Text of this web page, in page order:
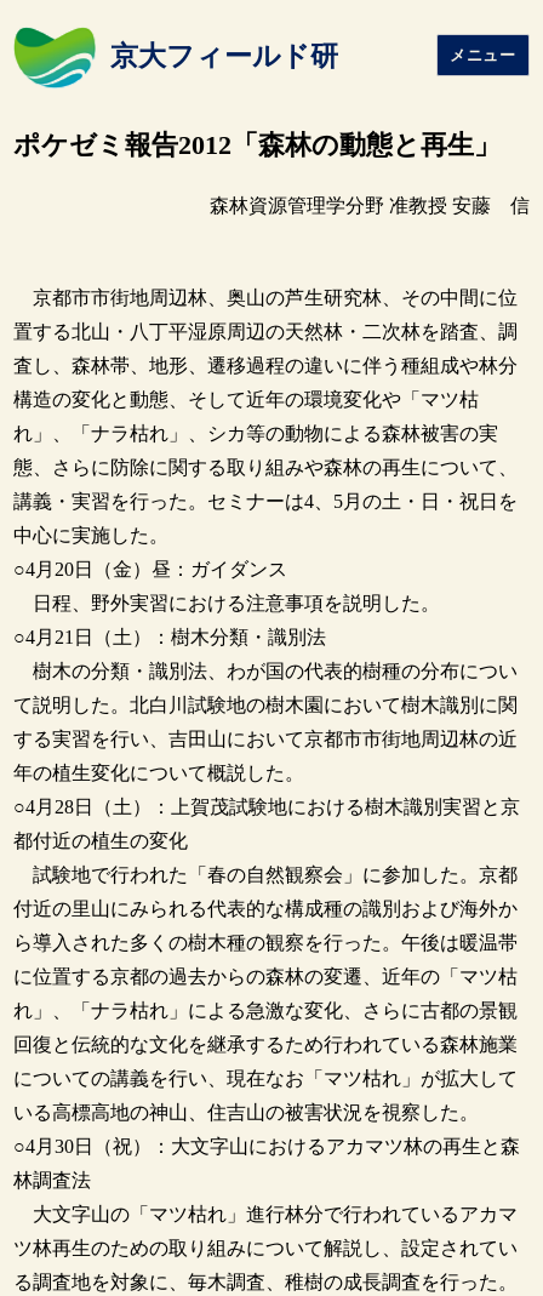
京大フィールド研 メニュー
ポケゼミ報告2012「森林の動態と再生」
森林資源管理学分野 准教授 安藤 信
京都市市街地周辺林、奥山の芦生研究林、その中間に位
置する北山・八丁平湿原周辺の天然林・二次林を踏査、調
査し、森林帯、地形、遷移過程の違いに伴う種組成や林分
構造の変化と動態、そして近年の環境変化や「マツ枯
れ」、「ナラ枯れ」、シカ等の動物による森林被害の実
態、さらに防除に関する取り組みや森林の再生について、
講義・実習を行った。セミナーは4、5月の土・日・祝日を
中心に実施した。
○4月20日（金）昼：ガイダンス
日程、野外実習における注意事項を説明した。
○4月21日（土）：樹木分類・識別法
樹木の分類・識別法、わが国の代表的樹種の分布につい
て説明した。北白川試験地の樹木園において樹木識別に関
する実習を行い、吉田山において京都市市街地周辺林の近
年の植生変化について概説した。
○4月28日（土）：上賀茂試験地における樹木識別実習と京
都付近の植生の変化
試験地で行われた「春の自然観察会」に参加した。京都
付近の里山にみられる代表的な構成種の識別および海外か
ら導入された多くの樹木種の観察を行った。午後は暖温帯
に位置する京都の過去からの森林の変遷、近年の「マツ枯
れ」、「ナラ枯れ」による急激な変化、さらに古都の景観
回復と伝統的な文化を継承するため行われている森林施業
についての講義を行い、現在なお「マツ枯れ」が拡大して
いる高標高地の神山、住吉山の被害状況を視察した。
○4月30日（祝）：大文字山におけるアカマツ林の再生と森
林調査法
大文字山の「マツ枯れ」進行林分で行われているアカマ
ツ林再生のための取り組みについて解説し、設定されてい
る調査地を対象に、毎木調査、稚樹の成長調査を行った。